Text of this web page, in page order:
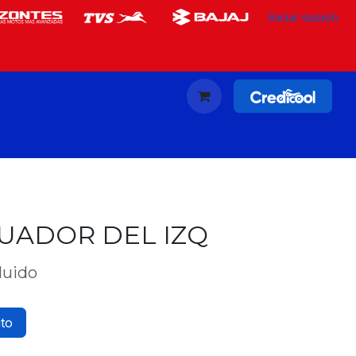
Iniciar sesión
DEL IZQ